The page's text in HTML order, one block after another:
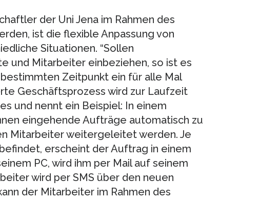
der Uni Jena im Rahmen des
ist die flexible Anpassung von
Situationen. “Sollen
und Mitarbeiter einbeziehen, so ist es
Zeitpunkt ein für alle Mal
Geschäftsprozess wird zur Laufzeit
und nennt ein Beispiel: In einem
eingehende Aufträge automatisch zu
Mitarbeiter weitergeleitet werden. Je
erscheint der Auftrag in einem
PC, wird ihm per Mail auf seinem
wird per SMS über den neuen
der Mitarbeiter im Rahmen des